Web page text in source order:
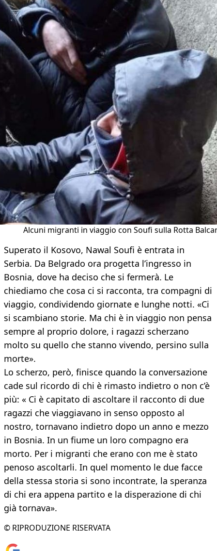
Alcuni migranti in viaggio con Soufi sulla Rotta
Superato il Kosovo, Nawal Soufi è entrata in
Serbia. Da Belgrado ora progetta l’ingresso in
Bosnia, dove ha deciso che si fermerà. Le
chiediamo che cosa ci si racconta, tra compagni di
viaggio, condividendo giornate e lunghe notti. «Ci
si scambiano storie. Ma chi è in viaggio non pensa
sempre al proprio dolore, i ragazzi scherzano
molto su quello che stanno vivendo, persino sulla
morte».
Lo scherzo, però, finisce quando la conversazione
cade sul ricordo di chi è rimasto indietro o non c’è
più: « Ci è capitato di ascoltare il racconto di due
ragazzi che viaggiavano in senso opposto al
nostro, tornavano indietro dopo un anno e mezzo
in Bosnia. In un fiume un loro compagno era
morto. Per i migranti che erano con me è stato
penoso ascoltarli. In quel momento le due facce
della stessa storia si sono incontrate, la speranza
di chi era appena partito e la disperazione di chi
già tornava».
© RIPRODUZIONE RISERVATA